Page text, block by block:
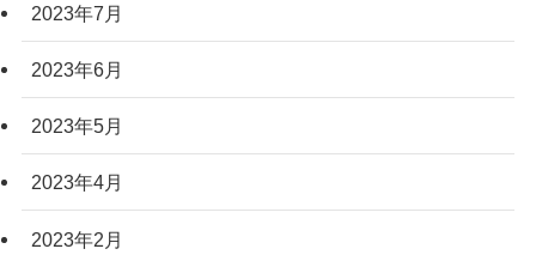
2023年7月
2023年6月
2023年5月
2023年4月
2023年2月